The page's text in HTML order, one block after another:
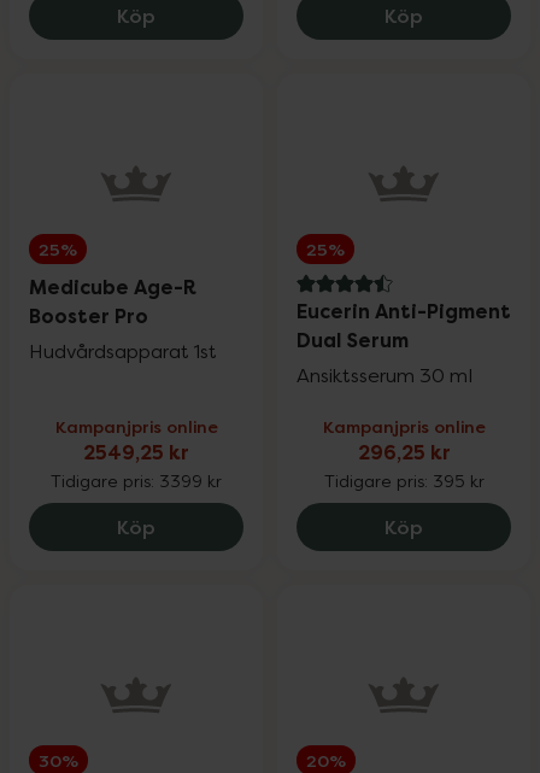
Pharbio, Pikasol, Litomove, Active Care &
25%
Pureness
25%
RefectoCil 15%
Rosenserien & Sweden Eco
Satisfyer & Viamax
Köp Medik8 Crystal Retinal 10, 769.6 kr.
Köp Medik8
25%
Medicube Age-R
Booster Pro
Hudvårdsapparat 1st
Kampanjpris online
2549,25 kr
Tidigare pris: 3399 kr
Köp Medicube Age-R Booster Pro, 2549.25
25%
4.5 av 5 i omdöme
Eucerin Anti-Pigment
Dual Serum
Ansiktsserum 30 ml
Kampanjpris online
296,25 kr
Tidigare pris: 395 kr
Köp Eucerin
30% 20%